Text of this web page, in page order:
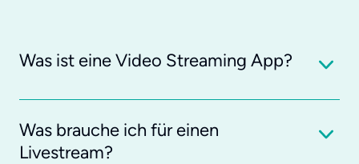
Was ist eine Video Streaming App?
Was brauche ich für einen
Livestream?